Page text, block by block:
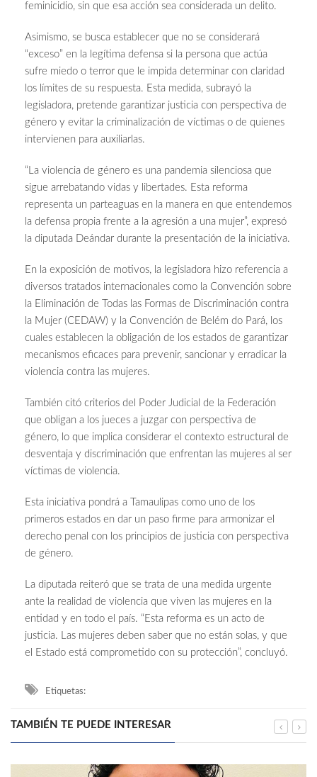
feminicidio, sin que esa acción sea considerada un delito.
Asimismo, se busca establecer que no se considerará
“exceso” en la legítima defensa si la persona que actúa
sufre miedo o terror que le impida determinar con claridad
los límites de su respuesta. Esta medida, subrayó la
legisladora, pretende garantizar justicia con perspectiva de
género y evitar la criminalización de víctimas o de quienes
intervienen para auxiliarlas.
“La violencia de género es una pandemia silenciosa que
sigue arrebatando vidas y libertades. Esta reforma
representa un parteaguas en la manera en que entendemos
la defensa propia frente a la agresión a una mujer”, expresó
la diputada Deándar durante la presentación de la iniciativa.
En la exposición de motivos, la legisladora hizo referencia a
diversos tratados internacionales como la Convención sobre
la Eliminación de Todas las Formas de Discriminación contra
la Mujer (CEDAW) y la Convención de Belém do Pará, los
cuales establecen la obligación de los estados de garantizar
mecanismos eficaces para prevenir, sancionar y erradicar la
violencia contra las mujeres.
También citó criterios del Poder Judicial de la Federación
que obligan a los jueces a juzgar con perspectiva de
género, lo que implica considerar el contexto estructural de
desventaja y discriminación que enfrentan las mujeres al ser
víctimas de violencia.
Esta iniciativa pondrá a Tamaulipas como uno de los
primeros estados en dar un paso firme para armonizar el
derecho penal con los principios de justicia con perspectiva
de género.
La diputada reiteró que se trata de una medida urgente
ante la realidad de violencia que viven las mujeres en la
entidad y en todo el país. “Esta reforma es un acto de
justicia. Las mujeres deben saber que no están solas, y que
el Estado está comprometido con su protección”, concluyó.
Etiquetas:
TAMBIÉN TE PUEDE INTERESAR